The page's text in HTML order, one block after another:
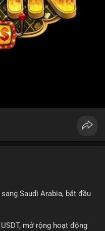
Saudi Arabia, bắt đầu
mở rộng hoạt động